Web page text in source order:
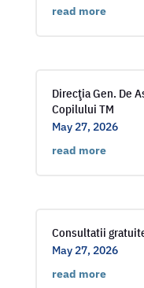
read more
Direcţia Gen. De
Copilului TM
May 27, 2026
read more
Consultatii
May 27, 2026
read more